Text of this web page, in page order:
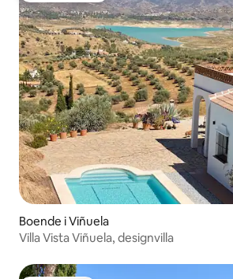
Boende i Viñuela
Villa Vista Viñuela, designvilla